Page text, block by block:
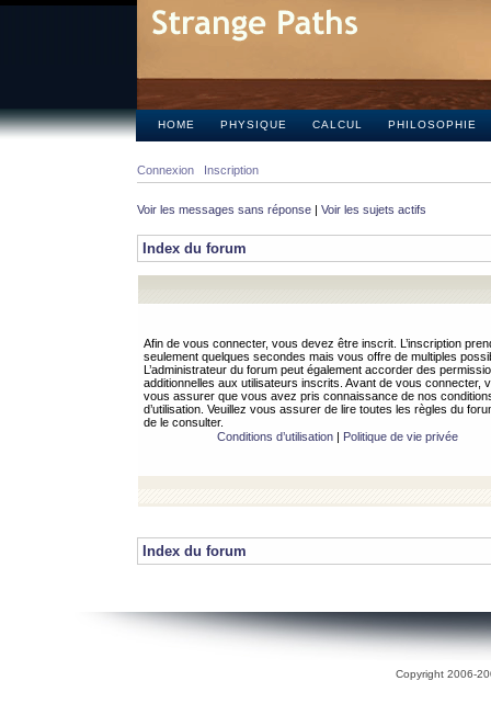
HOME PHYSIQUE CALCUL PHILOSOPHIE
Connexion Inscription
Voir les messages sans réponse | Voir les sujets actifs
Index du forum
Afin de vous connecter, vous devez être inscrit. L’inscription
seulement quelques secondes mais vous offre de multiples
L’administrateur du forum peut également accorder des
additionnelles aux utilisateurs inscrits. Avant de vous connecter,
vous assurer que vous avez pris connaissance de nos
d’utilisation. Veuillez vous assurer de lire toutes les règles du
de le consulter.
Conditions d’utilisation| Politique de vie privée
Index du forum
Copyright 2006-